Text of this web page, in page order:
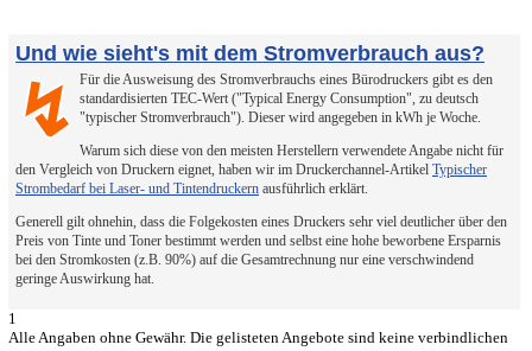
Und wie sieht's mit dem Stromverbrauch aus?
↯
Für die Ausweisung des Stromverbrauchs eines Bürodruckers gibt es den
standardisierten TEC-Wert ("Typical Energy Consumption", zu deutsch
"typischer Stromverbrauch"). Dieser wird angegeben in kWh je Woche.
Warum sich diese von den meisten Herstellern verwendete Angabe nicht für
den Vergleich von Druckern eignet, haben wir im Druckerchannel-Artikel Typischer
Strombedarf bei Laser- und Tintendruckern ausführlich erklärt.
Generell gilt ohnehin, dass die Folgekosten eines Druckers sehr viel deutlicher über den
Preis von Tinte und Toner bestimmt werden und selbst eine hohe beworbene Ersparnis
bei den Stromkosten (z.B. 90%) auf die Gesamtrechnung nur eine verschwindend
geringe Auswirkung hat.
1
Alle Angaben ohne Gewähr. Die gelisteten Angebote sind keine verbindlichen